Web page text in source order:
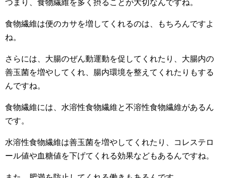
つまり、食物繊維を多く摂ることが大切なんですね。
食物繊維は便のカサを増してくれるのは、もちろんですよ
ね。
さらには、大腸のぜん動運動を促してくれたり、大腸内の
善玉菌を増やしてくれ、腸内環境を整えてくれたりもする
んですね。
食物繊維には、水溶性食物繊維と不溶性食物繊維があるん
です。
水溶性食物繊維は善玉菌を増やしてくれたり、コレステロ
ール値や血糖値を下げてくれる効果などもあるんですね。